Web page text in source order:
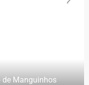
de Manguinhos